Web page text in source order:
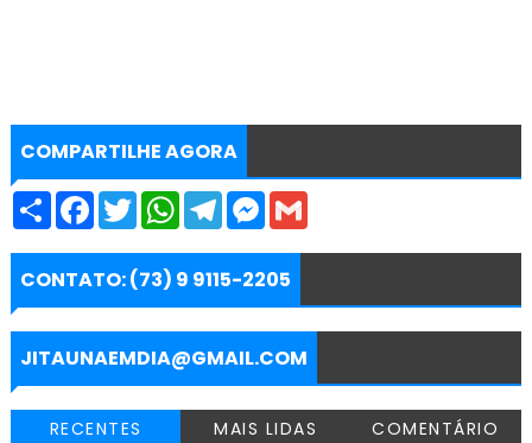
COMPARTILHE AGORA
S
r
e
F
e
b
o
k
T
w
t
t
e
r
W
t
s
p
p
T
e
g
a
m
M
s
e
g
e
r
G
i
CONTATO: (73) 9 9115-2205
JITAUNAEMDIA@GMAIL.COM
RECENTES MAIS LIDAS COMENTÁRIO